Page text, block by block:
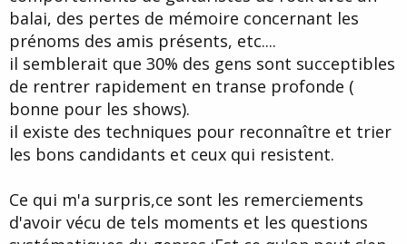
balai, des pertes de mémoire concernant les
prénoms des amis présents, etc....
il semblerait que 30% des gens sont succeptibles
de rentrer rapidement en transe profonde (
bonne pour les shows).
il existe des techniques pour reconnaître et trier
les bons candidants et ceux qui resistent.
Ce qui m'a surpris,ce sont les remerciements
d'avoir vécu de tels moments et les questions